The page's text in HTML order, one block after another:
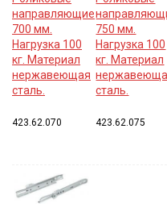
направляющие
700 мм.
Нагрузка 100
кг. Материал
нержавеющая
сталь.
423.62.070
750 мм.
Нагрузка 100
кг. Материал
сталь.
423.62.075